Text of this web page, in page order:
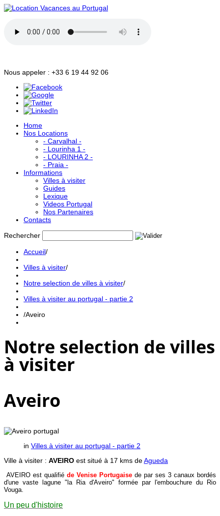
Nous appeler : +33 6 19 44 92 06
Home
Nos Locations
- Carvalhal -
- Lourinha 1 -
- LOURINHA 2 -
- Praia -
Informations
Villes à visiter
Guides
Lexique
Videos Portugal
Nos Partenaires
Contacts
Rechercher
Accueil/
Villes à visiter/
Notre selection de villes à visiter/
Villes à visiter au portugal - partie 2
/Aveiro
Notre selection de villes
à visiter
Aveiro
in Villes à visiter au portugal - partie 2
Ville à visiter : AVEIRO est situé à 17 kms deAgueda
AVEIRO est qualifié de Venise Portugaise de par ses 3 canaux bordés
d'une vaste lagune "la Ria d'Aveiro" formée par l'embouchure du Rio
Vouga.
Un peu d'histoire